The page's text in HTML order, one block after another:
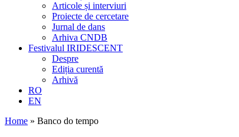
Articole și interviuri
Proiecte de cercetare
Jurnal de dans
Arhiva CNDB
Festivalul IRIDESCENT
Despre
Ediția curentă
Arhivă
RO
EN
Home » Banco do tempo